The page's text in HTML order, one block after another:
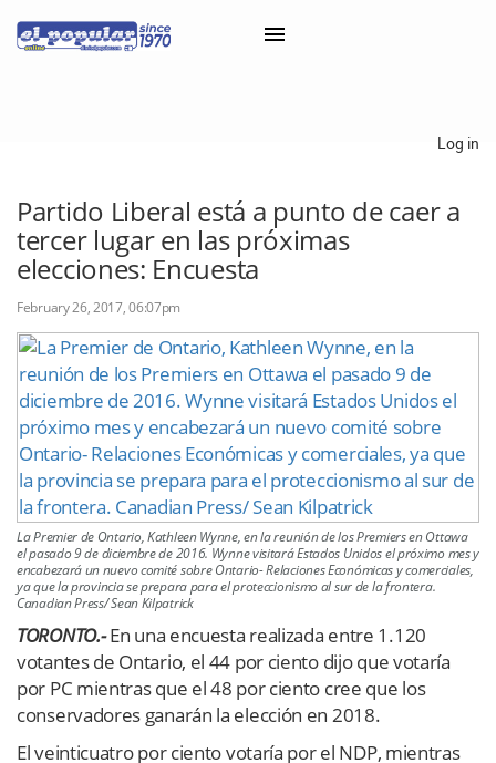
Classifieds
Categorías
Iniciar sesión con Clascal
Log in
Partido Liberal está a punto de caer a
tercer lugar en las próximas
elecciones: Encuesta
February 26, 2017, 06:07pm
La Premier de Ontario, Kathleen Wynne, en la reunión de los Premiers en Ottawa
el pasado 9 de diciembre de 2016. Wynne visitará Estados Unidos el próximo mes y
encabezará un nuevo comité sobre Ontario- Relaciones Económicas y comerciales,
ya que la provincia se prepara para el proteccionismo al sur de la frontera.
Canadian Press/ Sean Kilpatrick
TORONTO.- En una encuesta realizada entre 1.120
votantes de Ontario, el 44 por ciento dijo que votaría
por PC mientras que el 48 por ciento cree que los
conservadores ganarán la elección en 2018.
El veinticuatro por ciento votaría por el NDP, mientras